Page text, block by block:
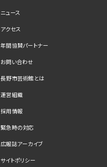
ニュース
アクセス
年間協賛パートナー
お問い合わせ
長野市芸術館とは
運営組織
採用情報
緊急時の対応
広報誌アーカイブ
サイトポリシー